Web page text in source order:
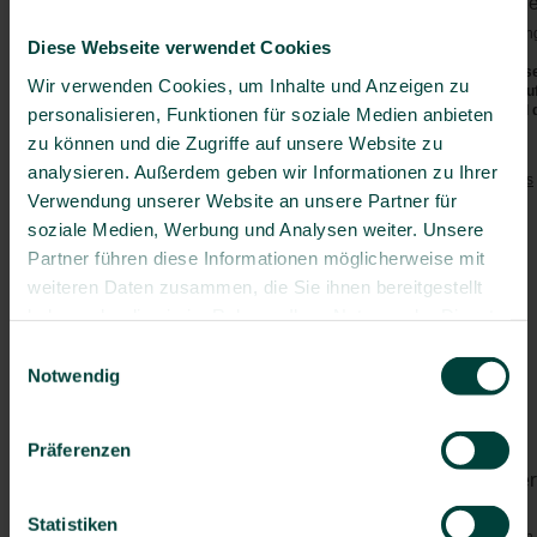
Diese Webseite verwendet Cookies
Wir verwenden Cookies, um Inhalte und Anzeigen zu
personalisieren, Funktionen für soziale Medien anbieten
zu können und die Zugriffe auf unsere Website zu
analysieren. Außerdem geben wir Informationen zu Ihrer
Verwendung unserer Website an unsere Partner für
soziale Medien, Werbung und Analysen weiter. Unsere
Partner führen diese Informationen möglicherweise mit
weiteren Daten zusammen, die Sie ihnen bereitgestellt
Notwendig
Präferenzen
Statistiken
Australien
Fidschi
Französisch-Polynesien
Guam
Kiribati
Marshallinseln
Mikronesien
Nauru
Neukaledonien
Nördliche Marianen
Pitcairninseln
Bei der Einreise sind keine
Die aktuellen
(z.B. bzgl. Covid-19, Polio etc.)
(www.auswaertiges-amt.de )
Empfohlene Impfungen:
Tetanus/Diphtherie/Pertussis
Polio
Masern
Hepatitis A
Hepatitis B
(> 60 J.)
Von Mücken/Insekten